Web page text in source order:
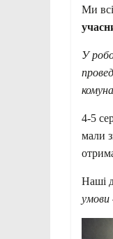
Ми
У
4-5
мали
Наші
умови